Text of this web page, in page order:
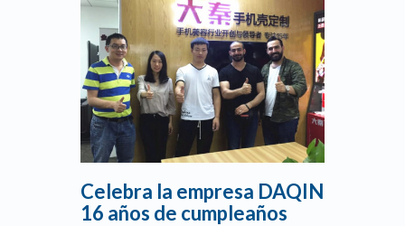
Celebra la empresa DAQIN
16 años de cumpleaños